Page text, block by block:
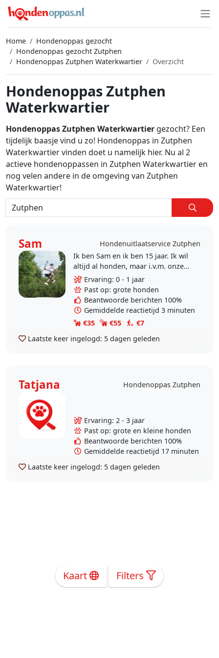
Home
Hondenoppas gezocht
Hondenoppas gezocht Zutphen
Hondenoppas Zutphen Waterkwartier
Overzicht
Hondenoppas Zutphen
Waterkwartier
Hondenoppas Zutphen Waterkwartier gezocht? Een
tijdelijk baasje vind u zo! Hondenoppas in Zutphen
Waterkwartier vinden doet u namelijk hier. Nu al 2
actieve hondenoppassen in Zutphen Waterkwartier en
nog velen andere in de omgeving van Zutphen
Waterkwartier!
Sam
Hondenuitlaatservice Zutphen
Ik ben Sam en ik ben 15 jaar. Ik wil
altijd al honden, maar i.v.m. onze
katten is dat geen optie, daarom
heb ik al wel honden uitgelaten
als..
Ervaring: 0 - 1 jaar
Past op: grote honden
Beantwoorde berichten 100%
Gemiddelde reactietijd 3 minuten
€35
€55
€7
Laatste keer ingelogd: 5 dagen geleden
Tatjana Hondenoppas Zutphen
Ervaring: 2 - 3 jaar
Past op: grote en kleine honden
Beantwoorde berichten 100%
Gemiddelde reactietijd 17 minuten
Laatste keer ingelogd: 5 dagen geleden
Kaart Filters